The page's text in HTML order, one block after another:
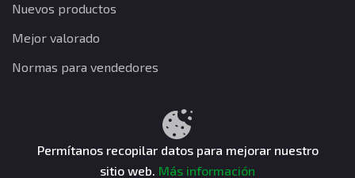
Nuevos productos
Mejor valorado
Normas para vendedores
Términos y condiciones
CuentasGO © 2026. Todos los derechos reservados.
Permítanos recopilar datos para mejorar nuestro
sitio web. Más información